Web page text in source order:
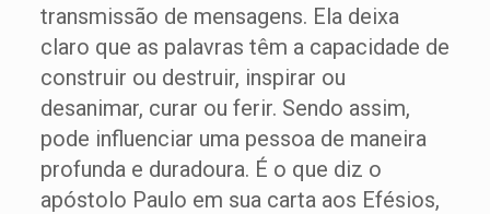
transmissão de mensagens. Ela deixa
claro que as palavras têm a capacidade de
construir ou destruir, inspirar ou
desanimar, curar ou ferir. Sendo assim,
pode influenciar uma pessoa de maneira
profunda e duradoura. É o que diz o
apóstolo Paulo em sua carta aos Efésios,